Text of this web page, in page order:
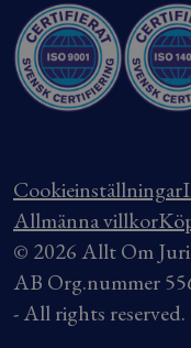
Cookieinställningar
Allmänna villkor
© 2026 Allt Om
AB Org.nummer
- All rights reserved.